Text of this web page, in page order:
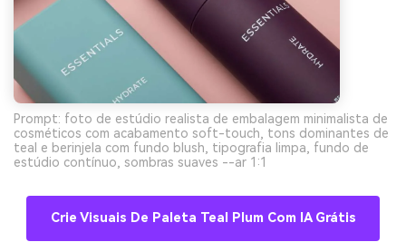
Prompt: foto de estúdio realista de embalagem minimalista de
cosméticos com acabamento soft-touch, tons dominantes de
teal e berinjela com fundo blush, tipografia limpa, fundo de
estúdio contínuo, sombras suaves --ar 1:1
Crie Visuais De Paleta Teal Plum Com IA Grátis